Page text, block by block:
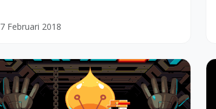
7 Februari 2018